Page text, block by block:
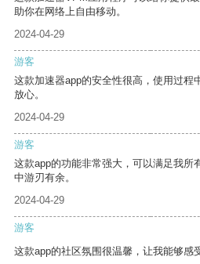
助你在网络上自由移动。
2024-04-29
游客
这款加速器app的安全性很高，使用过程
放心。
2024-04-29
游客
这款app的功能非常强大，可以满足我所
中游刃有余。
2024-04-29
游客
这款app的社区氛围很温馨，让我能够感